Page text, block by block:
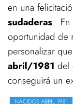
en una
sudaderas. En
oportunidad de
personalizar
abril/1981 del
conseguirá un
NACIDOS ABRIL 1981